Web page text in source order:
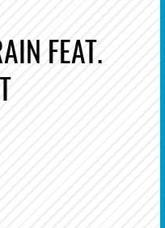
FEAT.